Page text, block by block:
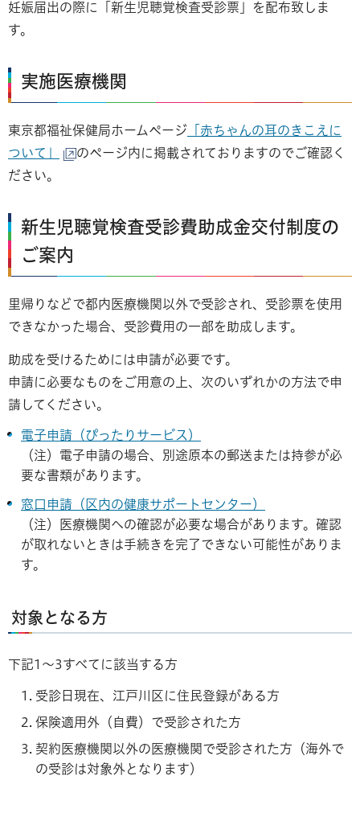
妊娠届出の際に「新生児聴覚検査受診票」を配布致しま
す。
実施医療機関
東京都福祉保健局ホームページ 「赤ちゃんの耳のきこえに
ついて」
のページ内に掲載されておりますのでご確認く
ださい。
新生児聴覚検査受診費助成金交付制度の
ご案内
里帰りなどで都内医療機関以外で受診され、受診票を使用
できなかった場合、受診費用の一部を助成します。
助成を受けるためには申請が必要です。
申請に必要なものをご用意の上、次のいずれかの方法で申
請してください。
電子申請（ぴったりサービス）
（注）電子申請の場合、別途原本の郵送または持参が必
要な書類があります。
窓口申請（区内の健康サポートセンター）
（注）医療機関への確認が必要な場合があります。確認
が取れないときは手続きを完了できない可能性がありま
す。
対象となる方
下記1～3すべてに該当する方
受診日現在、江戸川区に住民登録がある方
保険適用外（自費）で受診された方
契約医療機関以外の医療機関で受診された方（海外で
の受診は対象外となります）